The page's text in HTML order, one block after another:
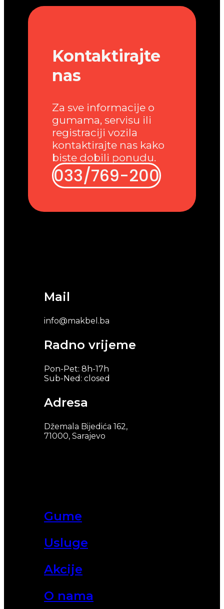
Gume
Usluge
Akcije
O nama
Mail
info@makbel.ba
Radno vrijeme
Pon-Pet: 8h-17h
Sub-Ned: closed
Adresa
Džemala Bijedića 162,
71000, Sarajevo
Kontaktirajte
nas
Za sve informacije o
gumama, servisu ili
registraciji vozila
kontaktirajte nas kako
biste dobili ponudu.
033/769-200